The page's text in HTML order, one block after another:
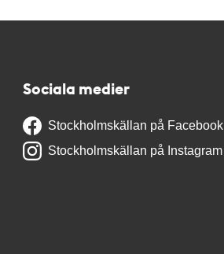
Sociala medier
Stockholmskällan på Facebook
Stockholmskällan på Instagram